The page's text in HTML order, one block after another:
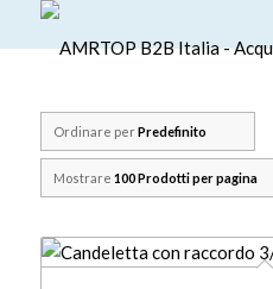
Ordinare perPredefinito
Mostrare 100 Prodotti per pagina